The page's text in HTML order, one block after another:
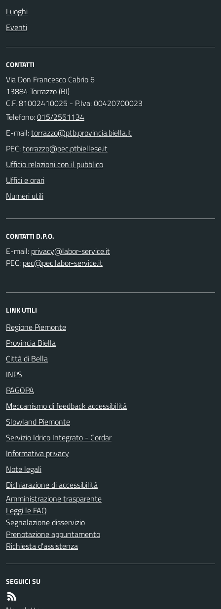
Luoghi
Eventi
CONTATTI
Via Don Francesco Cabrio 6
13884 Torrazzo (BI)
C.F. 81002410025 - P.Iva: 00420700023
Telefono:015/2551134
E-mail:
PEC:
Ufficio relazioni con il pubblico
Uffici e orari
Numeri utili
CONTATTI D.P.O.
E-mail:
PEC:
LINK UTILI
Regione Piemonte
Provincia Biella
Città di Bella
INPS
PAGOPA
Meccanismo di feedback accessibilità
Slowland Piemonte
Servizio Idrico Integrato - Cordar
Informativa privacy
Note legali
Dichiarazione di accessibilità
Amministrazione trasparente
Leggi le FAQ
Segnalazione disservizio
Prenotazione appuntamento
Richiesta d'assistenza
SEGUICI SU